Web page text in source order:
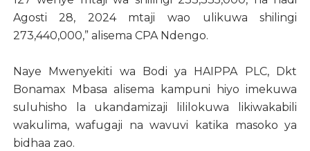
Agosti 28, 2024 mtaji wao ulikuwa shilingi
273,440,000,” alisema CPA Ndengo.
Naye Mwenyekiti wa Bodi ya HAIPPA PLC, Dkt
Bonamax Mbasa alisema kampuni hiyo imekuwa
suluhisho la ukandamizaji lililokuwa likiwakabili
wakulima, wafugaji na wavuvi katika masoko ya
bidhaa zao.